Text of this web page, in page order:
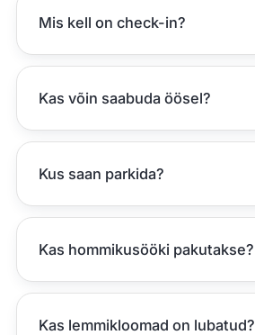
Mis kell on check-in?
Kas võin saabuda öösel?
Kus saan parkida?
Kas hommikusööki pakutakse?
Kas lemmikloomad on lubatud?